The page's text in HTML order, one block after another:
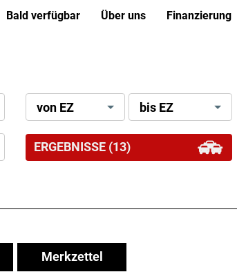
Bald verfügbar Über uns Finanzierung
search[license
date]
von EZ
search[license
date]
bis EZ
ERGEBNISSE (13)
Merkzettel